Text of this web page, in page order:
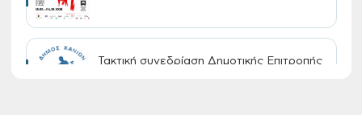
Τακτική συνεδρίαση Δημοτικής Επιτροπής